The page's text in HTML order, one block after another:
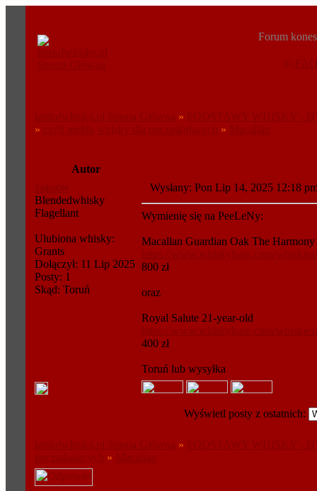
Forum
FAQ
bestofwhisky.pl Strona Główna » PODSTAWY WHISKY -
» czyli giełda whisky dla początkujących » Macallan
Autor
13thSON
Blendedwhisky
Flagellant
Ulubiona whisky:
Grants
Dołączył: 11 Lip 2025
Posty: 1
Skąd: Toruń
Wysłany: Pon Lip 14, 2025 12:18
Wymienię się na PeeLeNy:
Macallan Guardian Oak The
https://www.whiskybase.com/
800 zł
oraz
Royal Salute 21-year-old
https://www.whiskybase.com/
400 zł
Toruń lub wysyłka
Wyświetl posty z ostatnich:
bestofwhisky.pl Strona Główna » PODSTAWY WHISKY -
początkujących
» Macallan